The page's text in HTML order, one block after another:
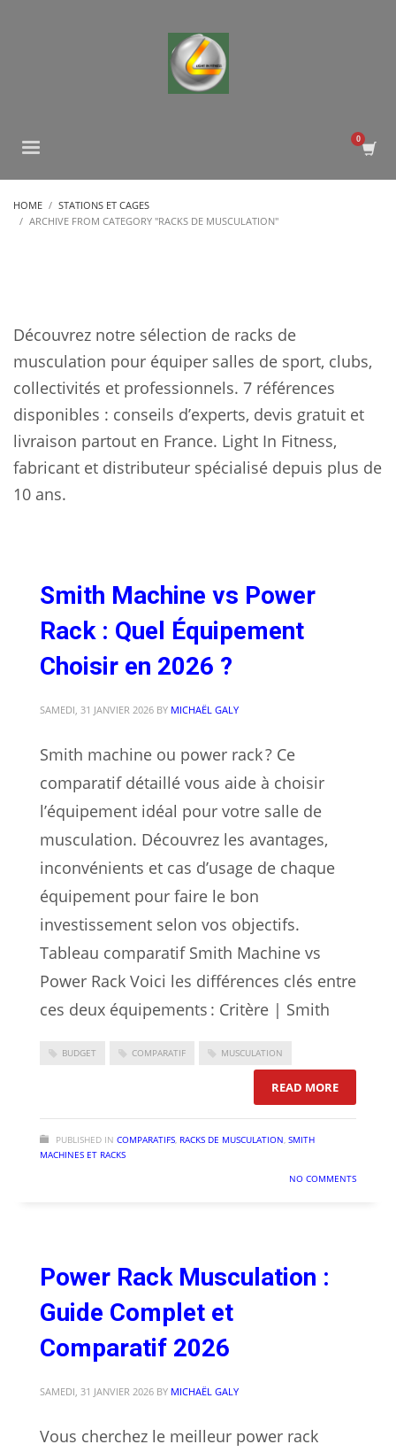
HOME
STATIONS ET CAGES
ARCHIVE FROM CATEGORY "RACKS DE MUSCULATION"
Découvrez notre sélection de racks de
musculation pour équiper salles de sport, clubs,
collectivités et professionnels. 7 références
disponibles : conseils d’experts, devis gratuit et
livraison partout en France. Light In Fitness,
fabricant et distributeur spécialisé depuis plus de
10 ans.
Smith Machine vs Power
Rack : Quel Équipement
Choisir en 2026 ?
SAMEDI, 31 JANVIER 2026 BY MICHAËL GALY
Smith machine ou power rack ? Ce
comparatif détaillé vous aide à choisir
l’équipement idéal pour votre salle de
musculation. Découvrez les avantages,
inconvénients et cas d’usage de chaque
équipement pour faire le bon
investissement selon vos objectifs.
Tableau comparatif Smith Machine vs
Power Rack Voici les différences clés entre
ces deux équipements : Critère | Smith
BUDGET COMPARATIF MUSCULATION
READ MORE: SMITH
PUBLISHED IN COMPARATIFS, RACKS DE MUSCULATION, SMITH
MACHINES ET RACKS
NO COMMENTS
Power Rack Musculation :
Guide Complet et
Comparatif 2026
SAMEDI, 31 JANVIER 2026 BY MICHAËL GALY
Vous cherchez le meilleur power rack